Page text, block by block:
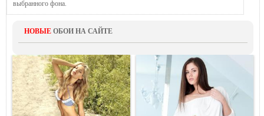
выбранного фона.
НОВЫЕ ОБОИ НА САЙТЕ